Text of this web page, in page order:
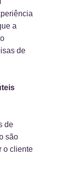
a
de
de
são
o cliente